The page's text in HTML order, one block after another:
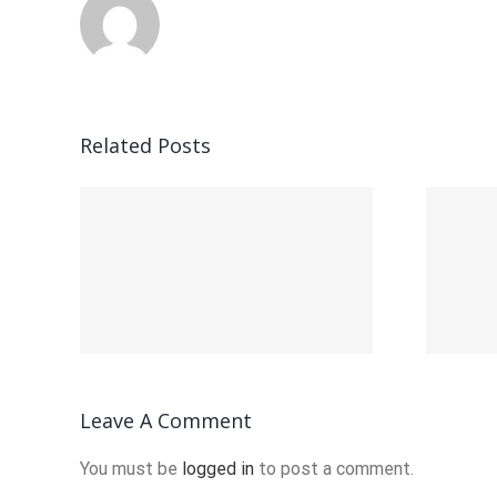
Related Posts
Leave A Comment
You must be logged in to post a comment.